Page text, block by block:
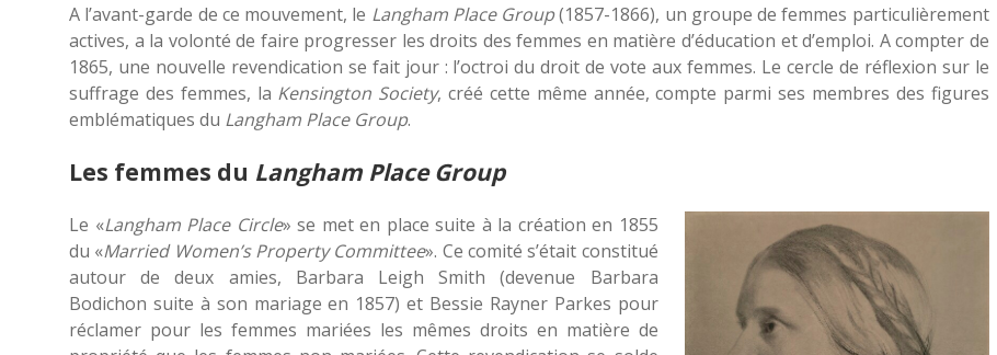
A l’avant-garde de ce mouvement, le Langham Place Group(1857-1866), un groupe de femmes particulièrement
actives, a la volonté de faire progresser les droits des femmes en matière d’éducation et d’emploi. A compter de
1865, une nouvelle revendication se fait jour : l’octroi du droit de vote aux femmes. Le cercle de réflexion sur le
suffrage des femmes, la Kensington Society, créé cette même année, compte parmi ses membres des figures
emblématiques du Langham Place Group.
Les femmes du Langham Place Group
Le «Langham Place Circle» se met en place suite à la création en 1855
du «Married Women’s Property Committee». Ce comité s’était constitué
autour de deux amies, Barbara Leigh Smith (devenue Barbara
Bodichon suite à son mariage en 1857) et Bessie Rayner Parkes pour
réclamer pour les femmes mariées les mêmes droits en matière de